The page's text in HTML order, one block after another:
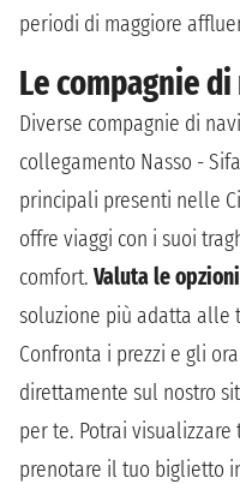
periodi di maggiore
Le compagnie
Diverse compagnie di
collegamento Nasso -
principali presenti nelle
offre viaggi con i suoi
comfort. Valuta le
soluzione più adatta alle
Confronta i prezzi e gli
direttamente sul nostro
per te. Potrai
prenotare il tuo biglietto